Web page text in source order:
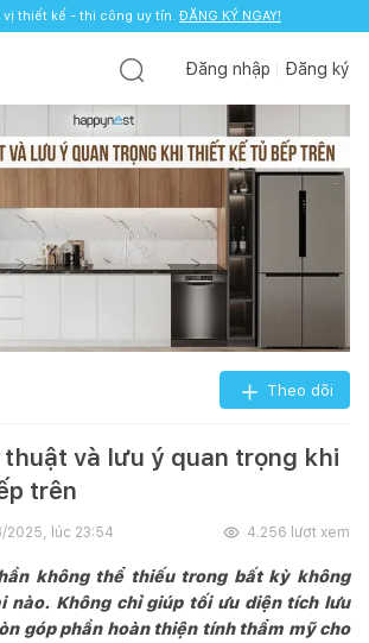
vị thiết kế - thi công uy tín. ĐĂNG KÝ NGAY!
Đăng nhập Đăng ký
Theo dõi
và lưu ý quan trọng khi
trên
2025, lúc 23:54 4.256 lượt xem
không thể thiếu trong bất kỳ không
nào. Không chỉ giúp tối ưu diện tích lưu
góp phần hoàn thiện tính thẩm mỹ cho